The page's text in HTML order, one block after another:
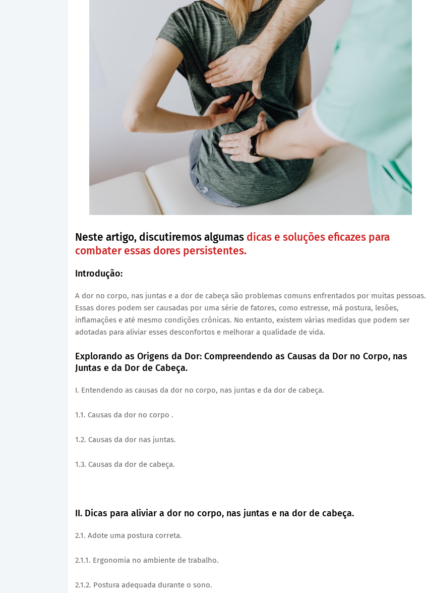
Neste artigo, discutiremos algumas dicas e soluções eficazes para
combater essas dores persistentes.
Introdução:
A dor no corpo, nas juntas e a dor de cabeça são problemas comuns enfrentados por muitas pessoas.
Essas dores podem ser causadas por uma série de fatores, como estresse, má postura, lesões,
inflamações e até mesmo condições crônicas. No entanto, existem várias medidas que podem ser
adotadas para aliviar esses desconfortos e melhorar a qualidade de vida.
Explorando as Origens da Dor: Compreendendo as Causas da Dor no Corpo, nas
Juntas e da Dor de Cabeça.
I. Entendendo as causas da dor no corpo, nas juntas e da dor de cabeça.
1.1. Causas da dor no corpo .
1.2. Causas da dor nas juntas.
1.3. Causas da dor de cabeça.
II. Dicas para aliviar a dor no corpo, nas juntas e na dor de cabeça.
2.1. Adote uma postura correta.
2.1.1. Ergonomia no ambiente de trabalho.
2.1.2. Postura adequada durante o sono.